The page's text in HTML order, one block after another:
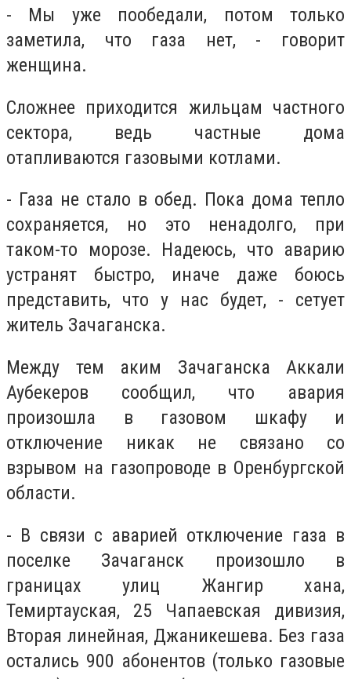
- Мы уже пообедали, потом только
заметила, что газа нет, - говорит
женщина.
Сложнее приходится жильцам частного
сектора, ведь частные дома
отапливаются газовыми котлами.
- Газа не стало в обед. Пока дома тепло
сохраняется, но это ненадолго, при
таком-то морозе. Надеюсь, что аварию
устранят быстро, иначе даже боюсь
представить, что у нас будет, - сетует
житель Зачаганска.
Между тем аким Зачаганска Аккали
Аубекеров сообщил, что авария
произошла в газовом шкафу и
отключение никак не связано со
взрывом на газопроводе в Оренбургской
области.
- В связи с аварией отключение газа в
поселке Зачаганск произошло в
границах улиц Жангир хана,
Темиртауская, 25 Чапаевская дивизия,
Вторая линейная, Джаникешева. Без газа
остались 900 абонентов (только газовые